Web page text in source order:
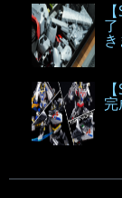
完